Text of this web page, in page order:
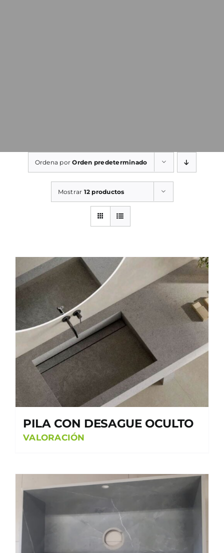
Ordena porOrden predeterminado
Mostrar 12 productos
PILA CON DESAGUE OCULTO
VALORACIÓN